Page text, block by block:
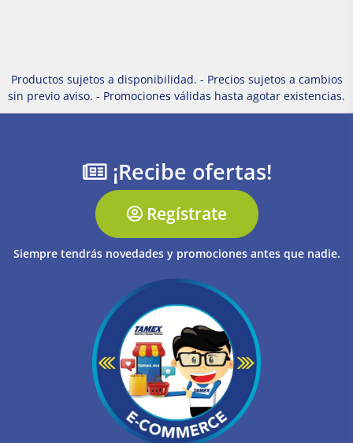
Productos sujetos a disponibilidad. - Precios sujetos a cambios
sin previo aviso. - Promociones válidas hasta agotar existencias.
¡Recibe ofertas!
Regístrate
Siempre tendrás novedades y promociones antes que nadie.